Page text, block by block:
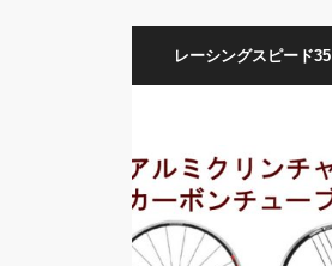
レーシングスピード35